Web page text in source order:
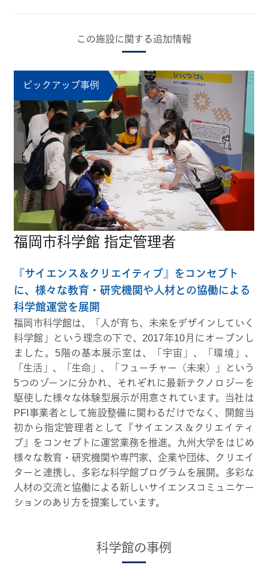
この施設に関する追加情報
ピックアップ事例
福岡市科学館 指定管理者
『サイエンス＆クリエイティブ』をコンセプト
に、様々な教育・研究機関や人材との協働による
科学館運営を展開
福岡市科学館は、「人が育ち、未来をデザインしていく
科学館」という理念の下で、2017年10月にオープンし
ました。5階の基本展示室は、「宇宙」、「環境」、
「生活」、「生命」、「フューチャー（未来）」という
5つのゾーンに分かれ、それぞれに最新テクノロジーを
駆使した様々な体験型展示が用意されています。当社は
PFI事業者として施設整備に関わるだけでなく、開館当
初から指定管理者として『サイエンス＆クリエイティ
ブ』をコンセプトに運営業務を推進。九州大学をはじめ
様々な教育・研究機関や専門家、企業や団体、クリエイ
ターと連携し、多彩な科学館プログラムを展開。多彩な
人材の交流と協働による新しいサイエンスコミュニケー
ションのあり方を提案しています。
科学館の事例